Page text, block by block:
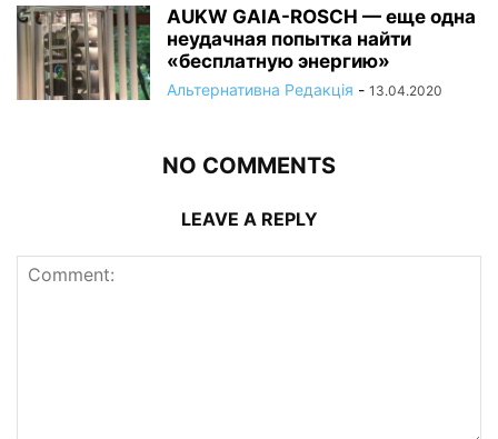
AUKW GAIA-ROSCH — еще одна
неудачная попытка найти
«бесплатную энергию»
Альтернативна Редакція - 13.04.2020
NO COMMENTS
LEAVE A REPLY